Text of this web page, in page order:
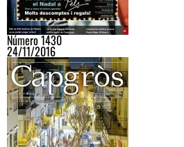
Número 1430
24/11/2016